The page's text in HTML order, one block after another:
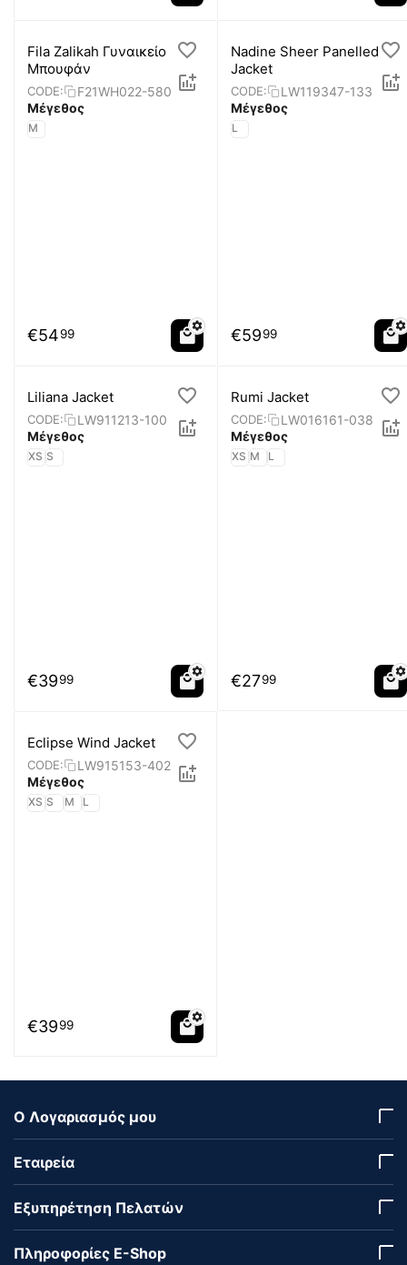
Fila Zalikah Γυναικείο
Μπουφάν
CODE:
F21WH022-580
Μέγεθος
M
€5499
Nadine Sheer Panelled
Jacket
CODE:
LW119347-133
Μέγεθος
L
€5999
Liliana Jacket
CODE:
LW911213-100
Μέγεθος
XS S
€3999
Rumi Jacket
CODE:
LW016161-038
Μέγεθος
XS M L
€2799
Eclipse Wind Jacket
CODE:
LW915153-402
Μέγεθος
XS S M L
€3999
Ο Λογαριασμός μου
Εταιρεία
Εξυπηρέτηση Πελατών
Πληροφορίες E-Shop